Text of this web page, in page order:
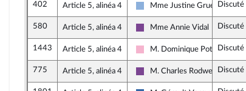
402 Article 5, alinéa 4
Droite Républicaine
Mme Justine Gruet Discuté
580 Article 5, alinéa 4
Ensemble pour la République
Mme Annie Vidal Discuté
1443 Article 5, alinéa 4
Socialistes et apparentés
M. Dominique PotierDiscuté
775 Article 5, alinéa 4
Ensemble pour la République
M. Charles Rodwell Discuté